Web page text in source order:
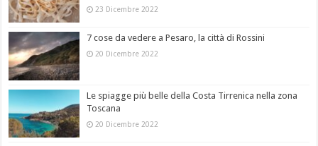
23 Dicembre 2022
7 cose da vedere a Pesaro, la città di Rossini
20 Dicembre 2022
Le spiagge più belle della Costa Tirrenica nella zona
Toscana
20 Dicembre 2022